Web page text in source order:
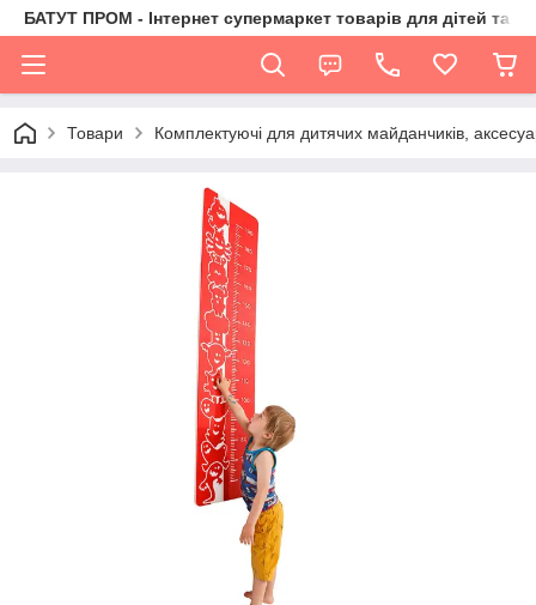
БАТУТ ПРОМ - Інтернет супермаркет товарів для дітей та їх
Товари Комплектуючі для дитячих майданчиків,